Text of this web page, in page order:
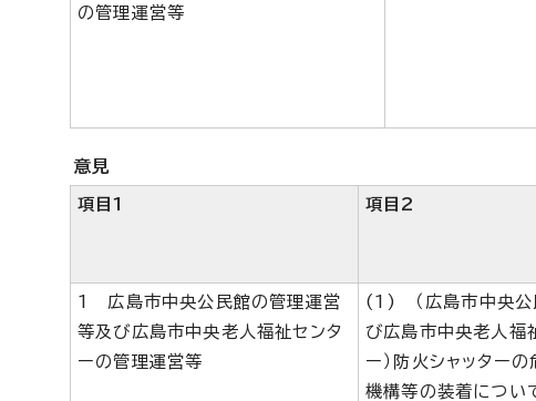
の管理運営等
意見
項目1 項目2
1 広島市中央公民館の管理運営
等及び広島市中央老人福祉センタ
ーの管理運営等
(1) （広島市中央公
び広島市中央老人福
ー）防火シャッター
機構等の装着につい